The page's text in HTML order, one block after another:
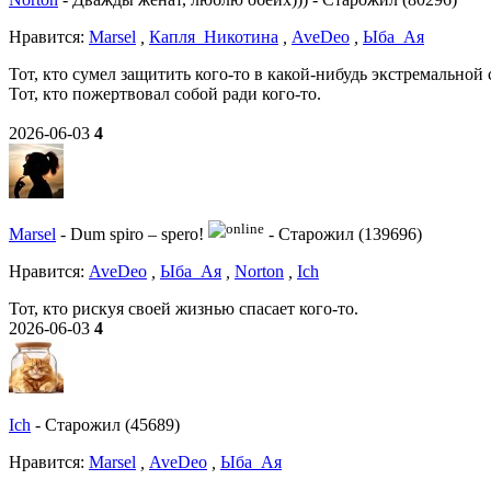
Нравитcя: Marsel Капля_Никотина AveDeo
Ыба_Ая
Тот, кто сумел защитить кого-то в какой-нибудь экстремальной
Тот, кто пожертвовал собой ради кого-то.
2026-06-03 4
Marsel - Dum spiro – spero! - Старожил (139696)
Нравитcя: AveDeo Ыба_Ая Norton
Ich
Тот, кто рискуя своей жизнью спасает кого-то.
2026-06-03 4
Ich - Старожил (45689)
Нравитcя: Marsel AveDeo
Ыба_Ая